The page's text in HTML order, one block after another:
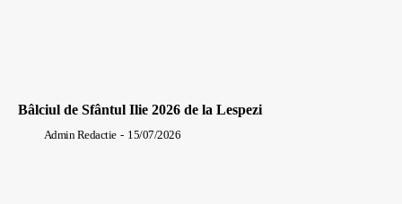
Bâlciul de Sfântul Ilie 2026 de la Lespezi
Admin Redactie - 15/07/2026